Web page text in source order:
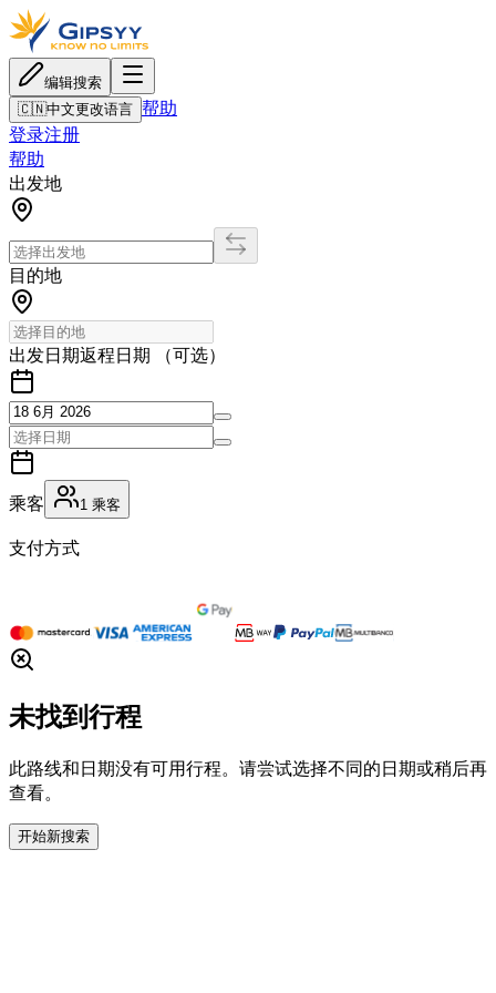
编辑搜索
🇨🇳中文更改语言 帮助
登录注册
帮助
出发地
目的地
出发日期返程日期 （可选）
乘客 1 乘客
支付方式
未找到行程
此路线和日期没有可用行程。请尝试选择不同的日期或稍后再
查看。
开始新搜索